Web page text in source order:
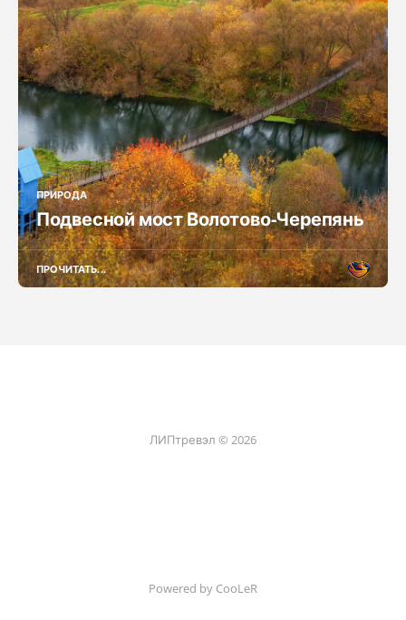
ПРИРОДА
Подвесной мост Волотово-Черепянь
ПРОЧИТАТЬ...
ЛИПтревэл © 2026
Powered by CooLeR